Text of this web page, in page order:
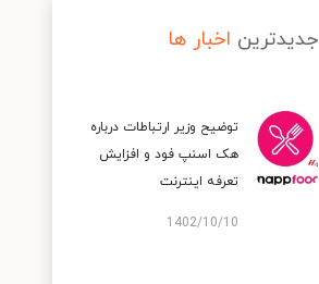
جدیدترین اخبار ها
توضیح وزیر ارتباطات درباره
هک اسنپ‌ فود و افزایش
تعرفه اینترنت
1402/10/10